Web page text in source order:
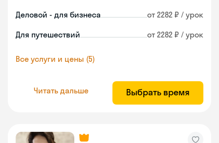
Деловой - для бизнеса от 2282 ₽ / урок
Для путешествий от 2282 ₽ / урок
Все услуги и цены (5)
Читать дальше Выбрать время